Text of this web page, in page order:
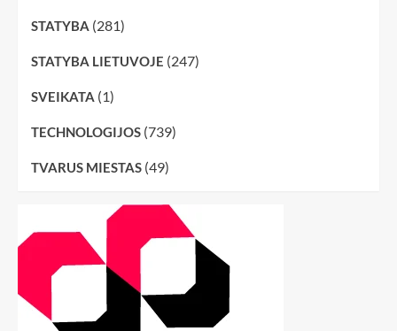
STATYBA (281)
STATYBA LIETUVOJE (247)
SVEIKATA (1)
TECHNOLOGIJOS (739)
TVARUS MIESTAS (49)